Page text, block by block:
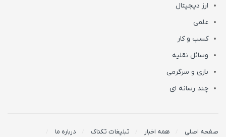
ارز دیجیتال
علمی
کسب و کار
وسائل نقلیه
بازی و سرگرمی
چند رسانه ای
صفحه اصلی همه اخبار تبلیغات تکناک درباره ما